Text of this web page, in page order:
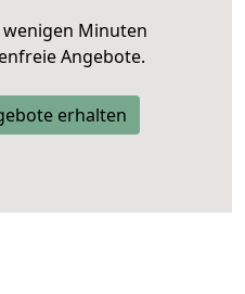
Minuten
Angebote.
erhalten